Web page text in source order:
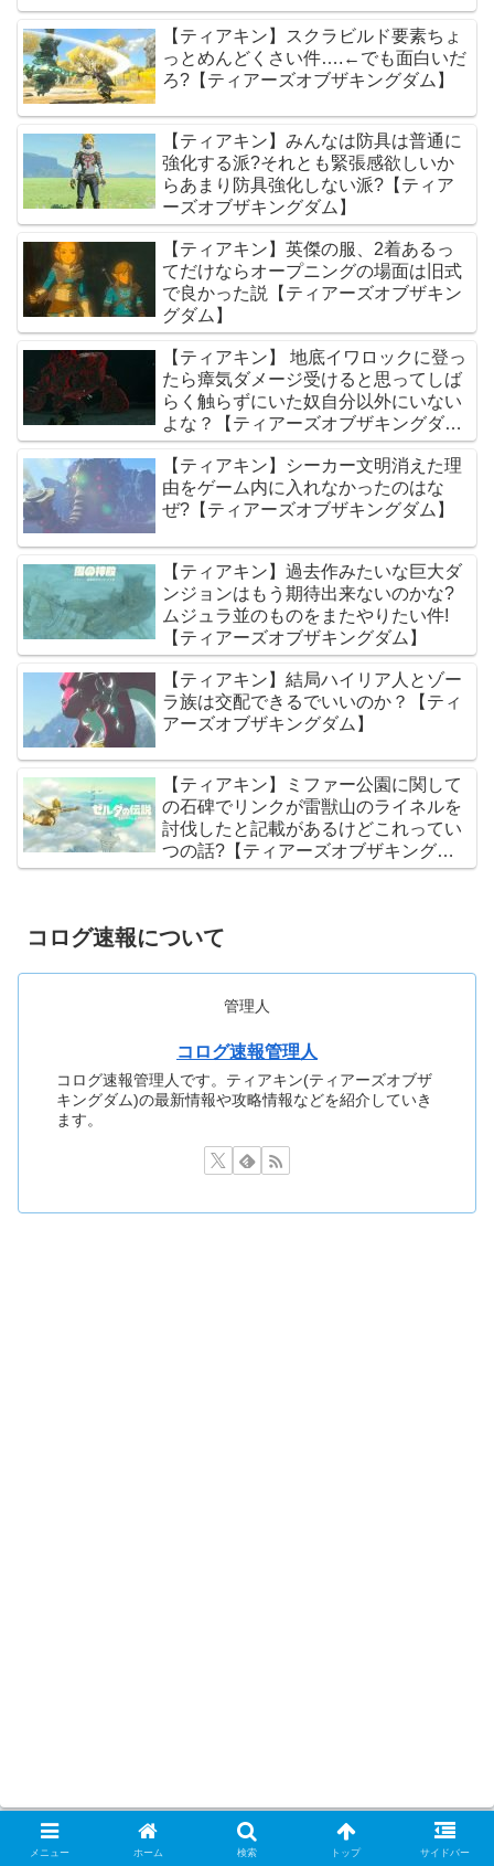
【ティアキン】スクラビルド要素ちょ
っとめんどくさい件….←でも面白いだ
ろ?【ティアーズオブザキングダム】
【ティアキン】みんなは防具は普通に
強化する派?それとも緊張感欲しいか
らあまり防具強化しない派?【ティア
ーズオブザキングダム】
【ティアキン】英傑の服、2着あるっ
てだけならオープニングの場面は旧式
で良かった説【ティアーズオブザキン
グダム】
【ティアキン】 地底イワロックに登っ
たら瘴気ダメージ受けると思ってしば
らく触らずにいた奴自分以外にいない
よな？【ティアーズオブザキングダ
ム】
【ティアキン】シーカー文明消えた理
由をゲーム内に入れなかったのはな
ぜ?【ティアーズオブザキングダム】
【ティアキン】過去作みたいな巨大ダ
ンジョンはもう期待出来ないのかな?
ムジュラ並のものをまたやりたい件!
【ティアーズオブザキングダム】
【ティアキン】結局ハイリア人とゾー
ラ族は交配できるでいいのか？【ティ
アーズオブザキングダム】
【ティアキン】ミファー公園に関して
の石碑でリンクが雷獣山のライネルを
討伐したと記載があるけどこれってい
つの話?【ティアーズオブザキングダ
ム】
コログ速報について
管理人
コログ速報管理人
コログ速報管理人です。ティアキン(ティアーズオブザ
キングダム)の最新情報や攻略情報などを紹介していき
ます。
メニュー ホーム 検索 トップ サイドバー